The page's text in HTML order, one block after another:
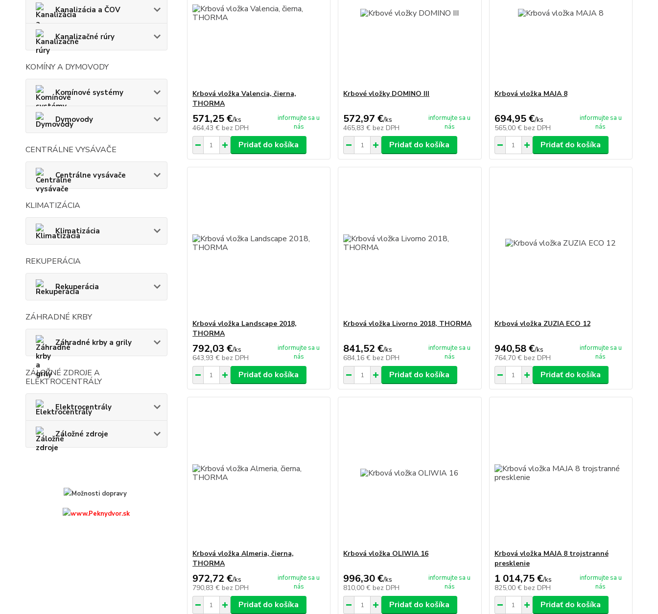
Kanalizácia a ČOV
Kanalizačné rúry
KOMÍNY A DYMOVODY
Komínové systémy
Dymovody
CENTRÁLNE VYSÁVAČE
Centrálne vysávače
KLIMATIZÁCIA
Klimatizácia
REKUPERÁCIA
Rekuperácia
ZÁHRADNÉ KRBY
Záhradné krby a grily
ZÁLOŽNÉ ZDROJE A
ELEKTROCENTRÁLY
Elektrocentrály
Záložné zdroje
Krbová vložka Valencia, čierna,
THORMA
571,25 €/ks
464,43 € bez DPH
informujte sa u
nás
Pridať do košíka
Krbové vložky DOMINO III
572,97 €/ks
465,83 € bez DPH
informujte sa u
nás
Pridať do košíka
Krbová vložka MAJA 8
694,95 €/ks
565,00 € bez DPH
informujte sa u
nás
Pridať do košíka
Krbová vložka Landscape 2018,
THORMA
792,03 €/ks
643,93 € bez DPH
informujte sa u
nás
Pridať do košíka
Krbová vložka Livorno 2018, THORMA
841,52 €/ks
684,16 € bez DPH
informujte sa u
nás
Pridať do košíka
Krbová vložka ZUZIA ECO 12
940,58 €/ks
764,70 € bez DPH
informujte sa u
nás
Pridať do košíka
Krbová vložka Almeria, čierna,
THORMA
972,72 €/ks
790,83 € bez DPH
informujte sa u
nás
Pridať do košíka
Krbová vložka OLIWIA 16
996,30 €/ks
810,00 € bez DPH
informujte sa u
nás
Pridať do košíka
Krbová vložka MAJA 8 trojstranné
presklenie
1 014,75 €/ks
825,00 € bez DPH
informujte sa u
nás
Pridať do košíka